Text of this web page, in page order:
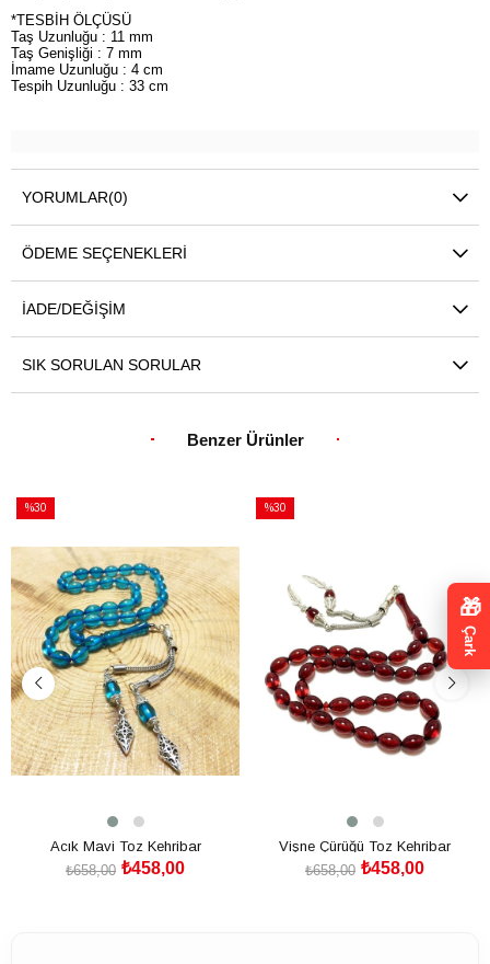
*TESBİH ÖLÇÜSÜ
Taş Uzunluğu : 11 mm
Taş Genişliği : 7 mm
İmame Uzunluğu : 4 cm
Tespih Uzunluğu : 33 cm
YORUMLAR(0)
ÖDEME SEÇENEKLERI
İADE/DEĞIŞIM
SIK SORULAN SORULAR
Benzer Ürünler
%30
%30İndirim
Acık Mavi Toz Kehribar
₺458,00
₺658,00
%30
Vişne Çürüğü Toz Kehribar
₺458,00
₺658,00
🎁
Çark